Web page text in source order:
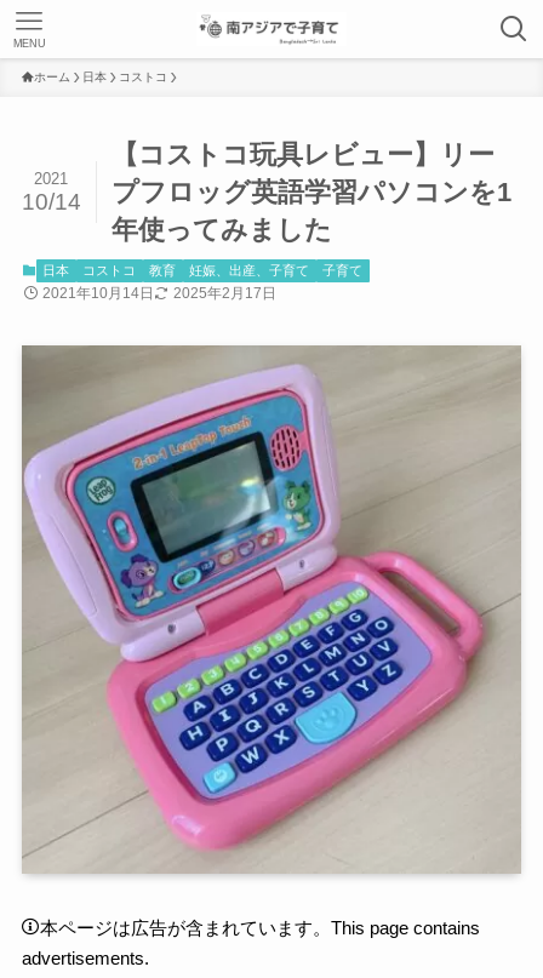
MENU
ホーム 日本 コストコ
【コストコ玩具レビュー】リー
プフロッグ英語学習パソコンを1
年使ってみました
2021
10/14
日本 コストコ 教育 妊娠、出産、子育て 子育て
2021年10月14日 2025年2月17日
本ページは広告が含まれています。This page contains
advertisements.